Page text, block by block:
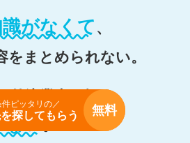
がなくて 、
をまとめられない。
外注業者を探す
ない。
件ピッタリの／
探してもらう 無料